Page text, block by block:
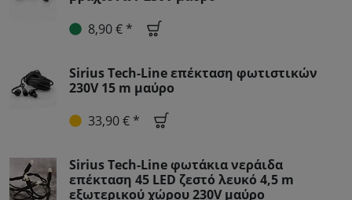
8,90 € *
Sirius Tech-Line επέκταση φωτιστικών
230V 15 m μαύρο
33,90 € *
Sirius Tech-Line φωτάκια νεράιδα
επέκταση 45 LED ζεστό λευκό 4,5 m
εξωτερικού χώρου 230V μαύρο